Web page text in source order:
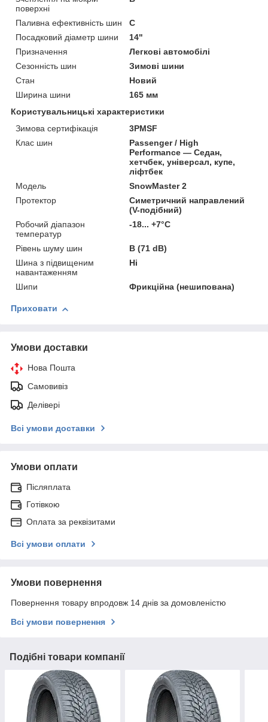
поверхні
Паливна ефективність шин
C
Посадковий діаметр шини
14"
Призначення
Легкові автомобілі
Сезонність шин
Зимові шини
Стан
Новий
Ширина шини
165 мм
Користувальницькі характеристики
Зимова сертифікація
3PMSF
Клас шин
Passenger / High
Performance — Седан,
хетчбек, універсал, купе,
ліфтбек
Мoдель
SnowMaster 2
Протектор
Симетричний направлений
(V-подібний)
Робочий діапазон
температур
-18... +7°C
Рівень шуму шин
B (71 dB)
Шина з підвищеним
навантаженням
Ні
Шипи Фрикційна (нешипована)
Приховати
Умови доставки
Нова Пошта
Самовивіз
Делівері
Всі умови доставки
Умови оплати
Післяплата
Готівкою
Оплата за реквізитами
Всі умови оплати
Умови повернення
Повернення товару впродовж 14 днів за домовленістю
Всі умови повернення
Подібні товари компанії